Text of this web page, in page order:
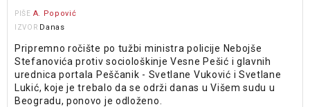
PIŠE A. Popović
IZVOR Danas
Pripremno ročište po tužbi ministra policije Nebojše
Stefanovića protiv sociološkinje Vesne Pešić i glavnih
urednica portala Peščanik - Svetlane Vuković i Svetlane
Lukić, koje je trebalo da se održi danas u Višem sudu u
Beogradu, ponovo je odloženo.